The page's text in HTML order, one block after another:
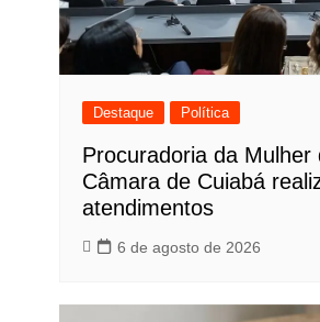
Destaque Política
Procuradoria da Mulher
Câmara de Cuiabá
atendimentos
6 de agosto de 2026